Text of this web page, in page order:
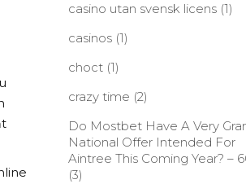
casino utan svensk licens(1)
casinos(1)
choct(1)
crazy time (2)
Do Mostbet Have A Very
National Offer Intended For
Aintree This Coming Year? –
(3)